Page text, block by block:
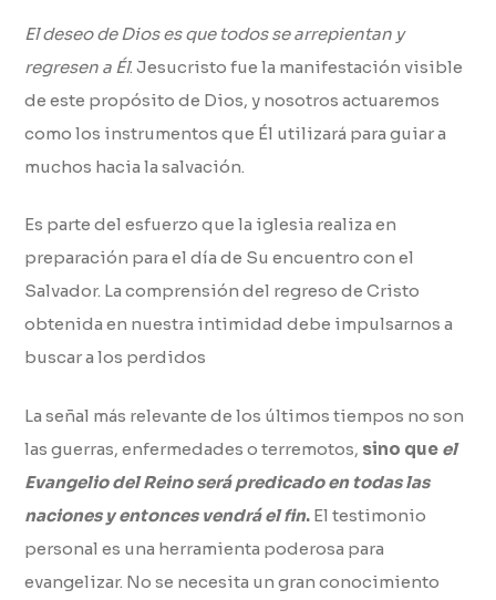
El deseo de Dios es que todos se arrepientan y
regresen a Él. Jesucristo fue la manifestación visible
de este propósito de Dios, y nosotros actuaremos
como los instrumentos que Él utilizará para guiar a
muchos hacia la salvación.
Es parte del esfuerzo que la iglesia realiza en
preparación para el día de Su encuentro con el
Salvador. La comprensión del regreso de Cristo
obtenida en nuestra intimidad debe impulsarnos a
buscar a los perdidos
La señal más relevante de los últimos tiempos no son
las guerras, enfermedades o terremotos, sino que el
Evangelio del Reino será predicado en todas las
naciones y entonces vendrá el fin. El testimonio
personal es una herramienta poderosa para
evangelizar. No se necesita un gran conocimiento